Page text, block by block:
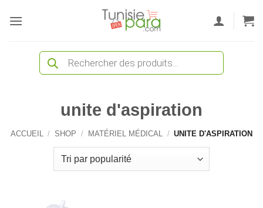
Recherche
produits
unite d'aspiration
ACCUEIL / SHOP / MATÉRIEL MÉDICAL / UNITE D'ASPIRATION